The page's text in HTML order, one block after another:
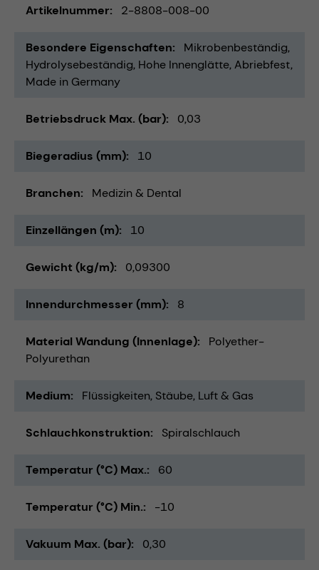
Artikelnummer 2-8808-008-00
Besondere Eigenschaften
Mikrobenbeständig
Hydrolysebeständig Hohe Innenglätte Abriebfest
Made in Germany
Betriebsdruck Max. (bar) 0,03
Biegeradius (mm) 10
Branchen Medizin & Dental
Einzellängen (m) 10
Gewicht (kg/m) 0,09300
Innendurchmesser (mm) 8
Material Wandung (Innenlage)
Polyether-
Polyurethan
Medium Flüssigkeiten Stäube Luft & Gas
Schlauchkonstruktion Spiralschlauch
Temperatur (°C) Max. 60
Temperatur (°C) Min. -10
Vakuum Max. (bar) 0,30